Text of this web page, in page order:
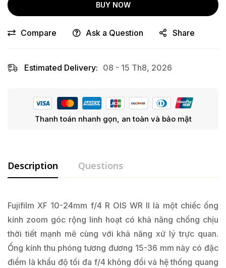
BUY NOW
Compare Ask a Question Share
Estimated Delivery: 08 - 15 Th8, 2026
Thanh toán nhanh gọn, an toàn và bảo mật
Description Questions
Fujifilm XF 10-24mm f/4 R OIS WR II là một chiếc ống
kính zoom góc rộng linh hoạt có khả năng chống chịu
thời tiết mạnh mẽ cùng với khả năng xử lý trực quan.
Ống kính thu phóng tương đương 15-36 mm này có đặc
điểm là khẩu độ tối đa f/4 không đổi và hệ thống quang